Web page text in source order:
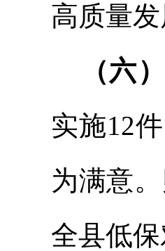
高质量
（六
实施12
为满意。
全县低